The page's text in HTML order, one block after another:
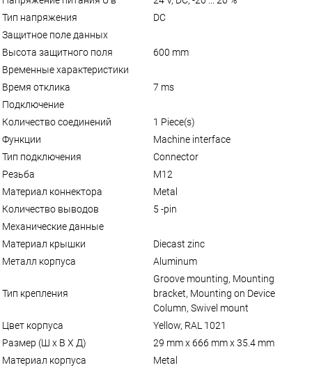
Тип напряжения
DC
Защитное поле данных
Высота защитного поля
600 mm
Временные характеристики
Время отклика
7 ms
Подключение
Количество соединений
1 Piece(s)
Функции
Machine interface
Тип подключения
Connector
Резьба
M12
Материал коннектора
Metal
Количество выводов
5 -pin
Механические данные
Материал крышки
Diecast zinc
Металл корпуса
Aluminum
Тип крепления
Groove mounting, Mounting
bracket, Mounting on Device
Column, Swivel mount
Цвет корпуса
Yellow, RAL 1021
Размер (Ш x В X Д)
29 mm x 666 mm x 35.4 mm
Материал корпуса
Metal